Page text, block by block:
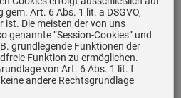
Art. 6 Abs. 1 lit. a DSGVO,
Die meisten der von uns
genannte “Session-Cookies” und
grundlegende Funktionen der
Funktion zu ermöglichen.
von Art. 6 Abs. 1 lit. f
andere Rechtsgrundlage